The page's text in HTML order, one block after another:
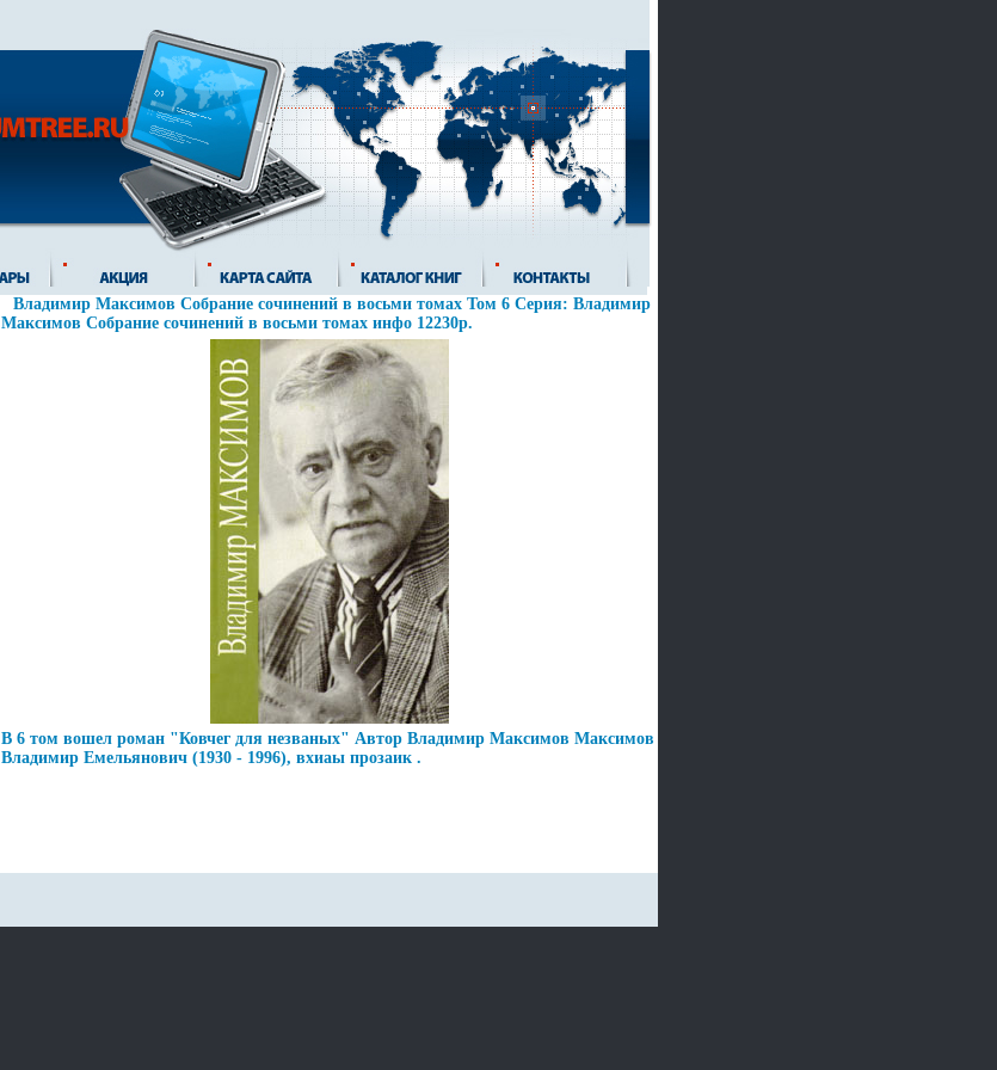
Владимир Максимов Собрание сочинений в восьми томах Том 6 Серия: Владимир
Максимов Собрание сочинений в восьми томах инфо 12230p.
В 6 том вошел роман "Ковчег для незваных" Автор Владимир Максимов Максимов
Владимир Емельянович (1930 - 1996), вхиаы прозаик .